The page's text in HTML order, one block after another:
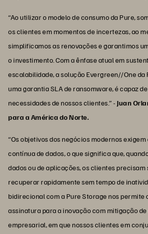
“Ao utilizar o modelo de consumo da Pure,
os clientes em momentos de incertezas, ao
simplificamos as renovações e garantimos
o investimento. Com a ênfase atual em
escalabilidade, a solução Evergreen//One da
uma garantia SLA de ransomware, é capaz
necessidades de nossos clientes.” -Juan
para a América do Norte.
“Os objetivos dos negócios modernos
contínua de dados, o que significa que,
dados ou de aplicações, os clientes precisam
recuperar rapidamente sem tempo de
bidirecional com a Pure Storage nos permite
assinatura para a inovação com mitigação
empresarial, em que nossos clientes em